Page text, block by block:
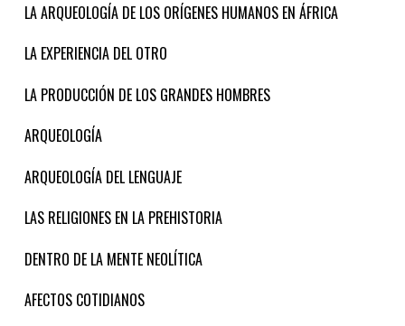
LA ARQUEOLOGÍA DE LOS ORÍGENES HUMANOS EN ÁFRICA
LA EXPERIENCIA DEL OTRO
LA PRODUCCIÓN DE LOS GRANDES HOMBRES
ARQUEOLOGÍA
ARQUEOLOGÍA DEL LENGUAJE
LAS RELIGIONES EN LA PREHISTORIA
DENTRO DE LA MENTE NEOLÍTICA
AFECTOS COTIDIANOS